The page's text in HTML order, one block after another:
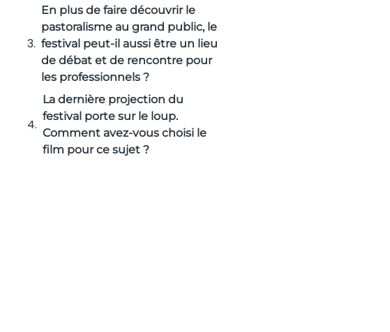
En plus de faire découvrir le
pastoralisme au grand public, le
festival peut-il aussi être un lieu
de débat et de rencontre pour
les professionnels ?
La dernière projection du
festival porte sur le loup.
Comment avez-vous choisi le
film pour ce sujet ?